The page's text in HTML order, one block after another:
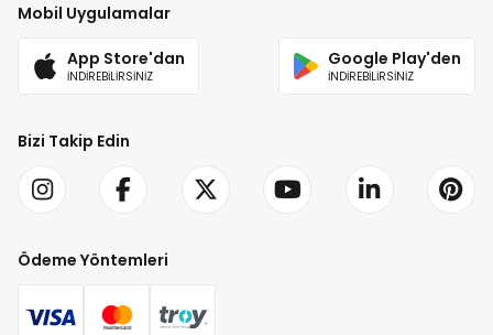
Mobil Uygulamalar
App Store'dan
İNDİREBİLİRSİNİZ
Google Play'den
İNDİREBİLİRSİNİZ
Bizi Takip Edin
Ödeme Yöntemleri